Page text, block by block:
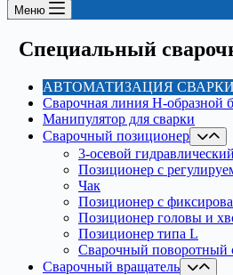
Меню
Специальный
АВТОМАТИЗАЦИЯ СВАРКИ
Сварочная линия H-образной
Манипулятор для сварки
Сварочный позиционер
3-осевой
Позиционер с
Чак
Позиционер с
Позиционер головы и
Позиционер типа L
Сварочный поворотный
Сварочный вращатель